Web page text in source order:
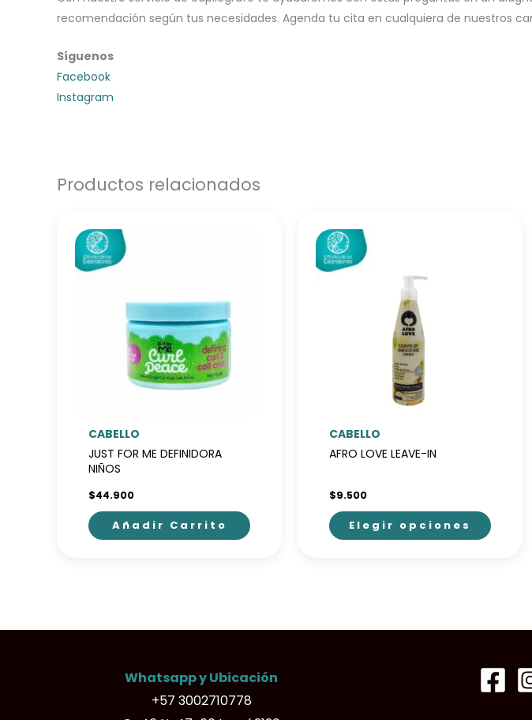
recomendación según tus necesidades. Agenda tu cita en cualquiera de nuestros
Síguenos
Facebook
Instagram
Productos relacionados
CABELLO
JUST FOR ME DEFINIDORA
NIÑOS
$44.900
Añadir Carrito
CABELLO
AFRO LOVE LEAVE-IN
$9.500
Elegir opciones
variantes.
Whatsapp y Ubicación
+57 3002710778